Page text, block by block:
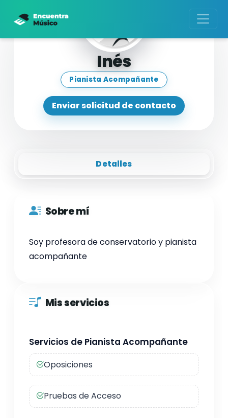
Inés
Pianista Acompañante
Enviar solicitud de contacto
Detalles
Sobre mí
Soy profesora de conservatorio y pianista
acompañante
Mis servicios
Servicios de Pianista Acompañante
Oposiciones
Pruebas de Acceso